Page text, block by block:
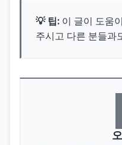
💡 팁: 이 글이 도움
주시고 다른 분들과